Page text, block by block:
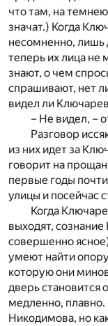
что там, на
значат.) Когда
несомненно,
теперь их лица не
знают, о чем
спрашивают, нет
видел ли
– Не видел, –
Разговор
из них идет за
говорит на
первые годы
улицы и посейчас
Когда
выходят,
совершенно ясное)
умеют найти
которую они
дверь становится
медленно, плавно.
Никодимова, но